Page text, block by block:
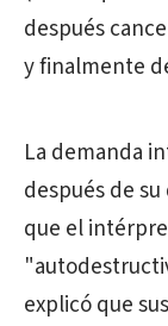
después
y finalmente
La demanda
después de
que el
explicó que